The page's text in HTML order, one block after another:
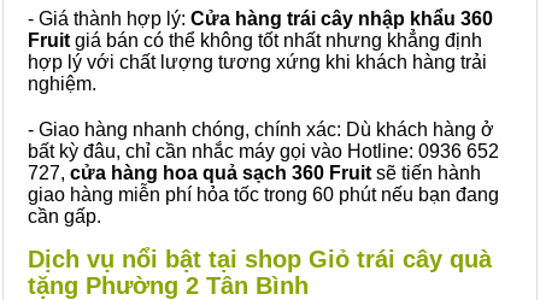
- Giá thành hợp lý: Cửa hàng trái cây nhập khẩu 360
Fruit giá bán có thể không tốt nhất nhưng khẳng định
hợp lý với chất lượng tương xứng khi khách hàng trải
nghiệm.
- Giao hàng nhanh chóng, chính xác: Dù khách hàng ở
bất kỳ đâu, chỉ cần nhắc máy gọi vào Hotline: 0936 652
727, cửa hàng hoa quả sạch 360 Fruit sẽ tiến hành
giao hàng miễn phí hỏa tốc trong 60 phút nếu bạn đang
cần gấp.
Dịch vụ nổi bật tại shop Giỏ trái cây quà
tặng Phường 2 Tân Bình